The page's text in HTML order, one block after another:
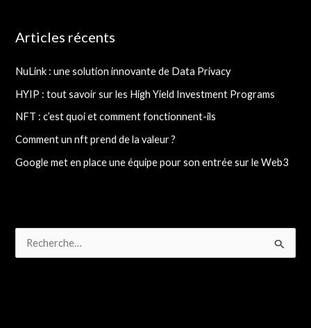
Articles récents
NuLink : une solution innovante de Data Privacy
HYIP : tout savoir sur les High Yield Investment Programs
NFT : c’est quoi et comment fonctionnent-ils
Comment un nft prend de la valeur ?
Google met en place une équipe pour son entrée sur le Web3